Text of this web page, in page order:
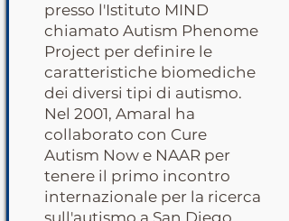
presso l'Istituto MIND
chiamato Autism Phenome
Project per definire le
caratteristiche biomediche
dei diversi tipi di autismo.
Nel 2001, Amaral ha
collaborato con Cure
Autism Now e NAAR per
tenere il primo incontro
internazionale per la ricerca
sull'autismo a San Diego